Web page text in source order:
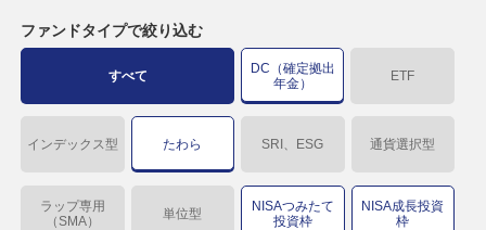
ファンドタイプで絞り込む
すべて
DC（確定拠出
年金）
ETF
インデックス型 たわら SRI、ESG 通貨選択型
ラップ専用
（SMA）
単位型
NISAつみたて
投資枠
NISA成長投資
枠